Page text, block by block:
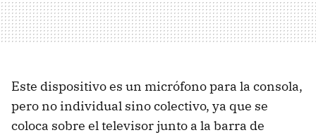
Este dispositivo es un micrófono para la consola,
pero no individual sino colectivo, ya que se
coloca sobre el televisor junto a la barra de